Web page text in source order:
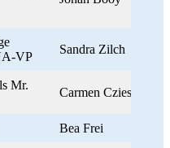
VP
Sandra Zilch
Mr.
Carmen Czieszo
Bea Frei